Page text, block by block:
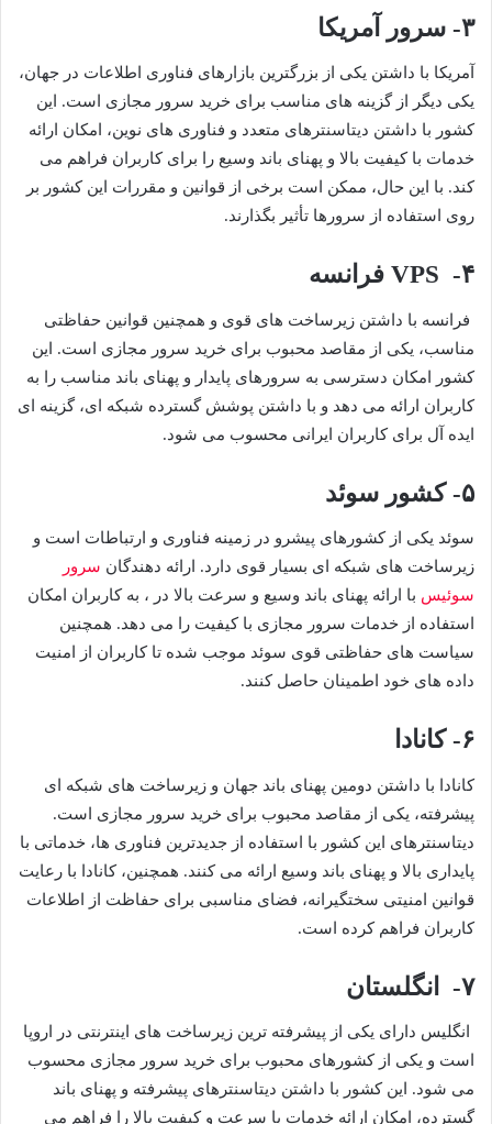
۳- سرور آمریکا
آمریکا با داشتن یکی از بزرگترین بازارهای فناوری اطلاعات در جهان،
یکی دیگر از گزینه های مناسب برای خرید سرور مجازی است. این
کشور با داشتن دیتاسنترهای متعدد و فناوری های نوین، امکان ارائه
خدمات با کیفیت بالا و پهنای باند وسیع را برای کاربران فراهم می
کند. با این حال، ممکن است برخی از قوانین و مقررات این کشور بر
روی استفاده از سرورها تأثیر بگذارند.
۴- VPS فرانسه
فرانسه با داشتن زیرساخت های قوی و همچنین قوانین حفاظتی
مناسب، یکی از مقاصد محبوب برای خرید سرور مجازی است. این
کشور امکان دسترسی به سرورهای پایدار و پهنای باند مناسب را به
کاربران ارائه می دهد و با داشتن پوشش گسترده شبکه ای، گزینه ای
ایده آل برای کاربران ایرانی محسوب می شود.
۵- کشور سوئد
سوئد یکی از کشورهای پیشرو در زمینه فناوری و ارتباطات است و
زیرساخت های شبکه ای بسیار قوی دارد. ارائه دهندگان سرور
سوئیس با ارائه پهنای باند وسیع و سرعت بالا در ، به کاربران امکان
استفاده از خدمات سرور مجازی با کیفیت را می دهد. همچنین
سیاست های حفاظتی قوی سوئد موجب شده تا کاربران از امنیت
داده های خود اطمینان حاصل کنند.
۶- کانادا
کانادا با داشتن دومین پهنای باند جهان و زیرساخت های شبکه ای
پیشرفته، یکی از مقاصد محبوب برای خرید سرور مجازی است.
دیتاسنترهای این کشور با استفاده از جدیدترین فناوری ها، خدماتی با
پایداری بالا و پهنای باند وسیع ارائه می کنند. همچنین، کانادا با رعایت
قوانین امنیتی سختگیرانه، فضای مناسبی برای حفاظت از اطلاعات
کاربران فراهم کرده است.
۷- انگلستان
انگلیس دارای یکی از پیشرفته ترین زیرساخت های اینترنتی در اروپا
است و یکی از کشورهای محبوب برای خرید سرور مجازی محسوب
می شود. این کشور با داشتن دیتاسنترهای پیشرفته و پهنای باند
گسترده، امکان ارائه خدمات با سرعت و کیفیت بالا را فراهم می